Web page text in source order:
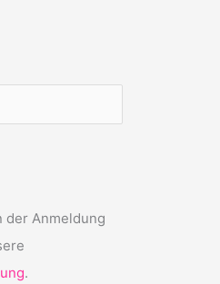
der Anmeldung
.